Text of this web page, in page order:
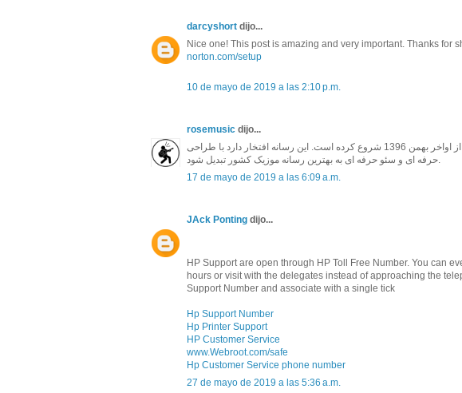
darcyshort dijo...
Nice one! This post is amazing and very important. Thanks for
norton.com/setup
10 de mayo de 2019 a las 2:10 p.m.
rosemusic dijo...
فعالیت حرفه ای خود رو از اواخر بهمن 1396 شروع کرده است. این رسانه افتخار دارد با طراحی
حرفه ای و سئو حرفه ای به بهترین رسانه موزیک کشور تبدیل شود.
17 de mayo de 2019 a las 6:09 a.m.
JAck Ponting dijo...
HP Support are open through HP Toll Free Number. You can
hours or visit with the delegates instead of approaching the
Support Number and associate with a single tick
Hp Support Number
Hp Printer Support
HP Customer Service
www.Webroot.com/safe
Hp Customer Service phone number
27 de mayo de 2019 a las 5:36 a.m.